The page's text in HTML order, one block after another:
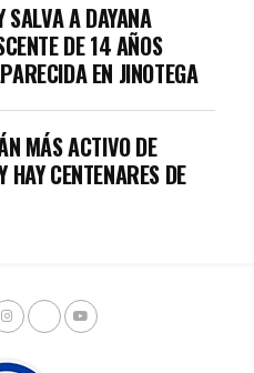
SALVA A DAYANA
DE 14 AÑOS
EN JINOTEGA
MÁS ACTIVO DE
HAY CENTENARES DE